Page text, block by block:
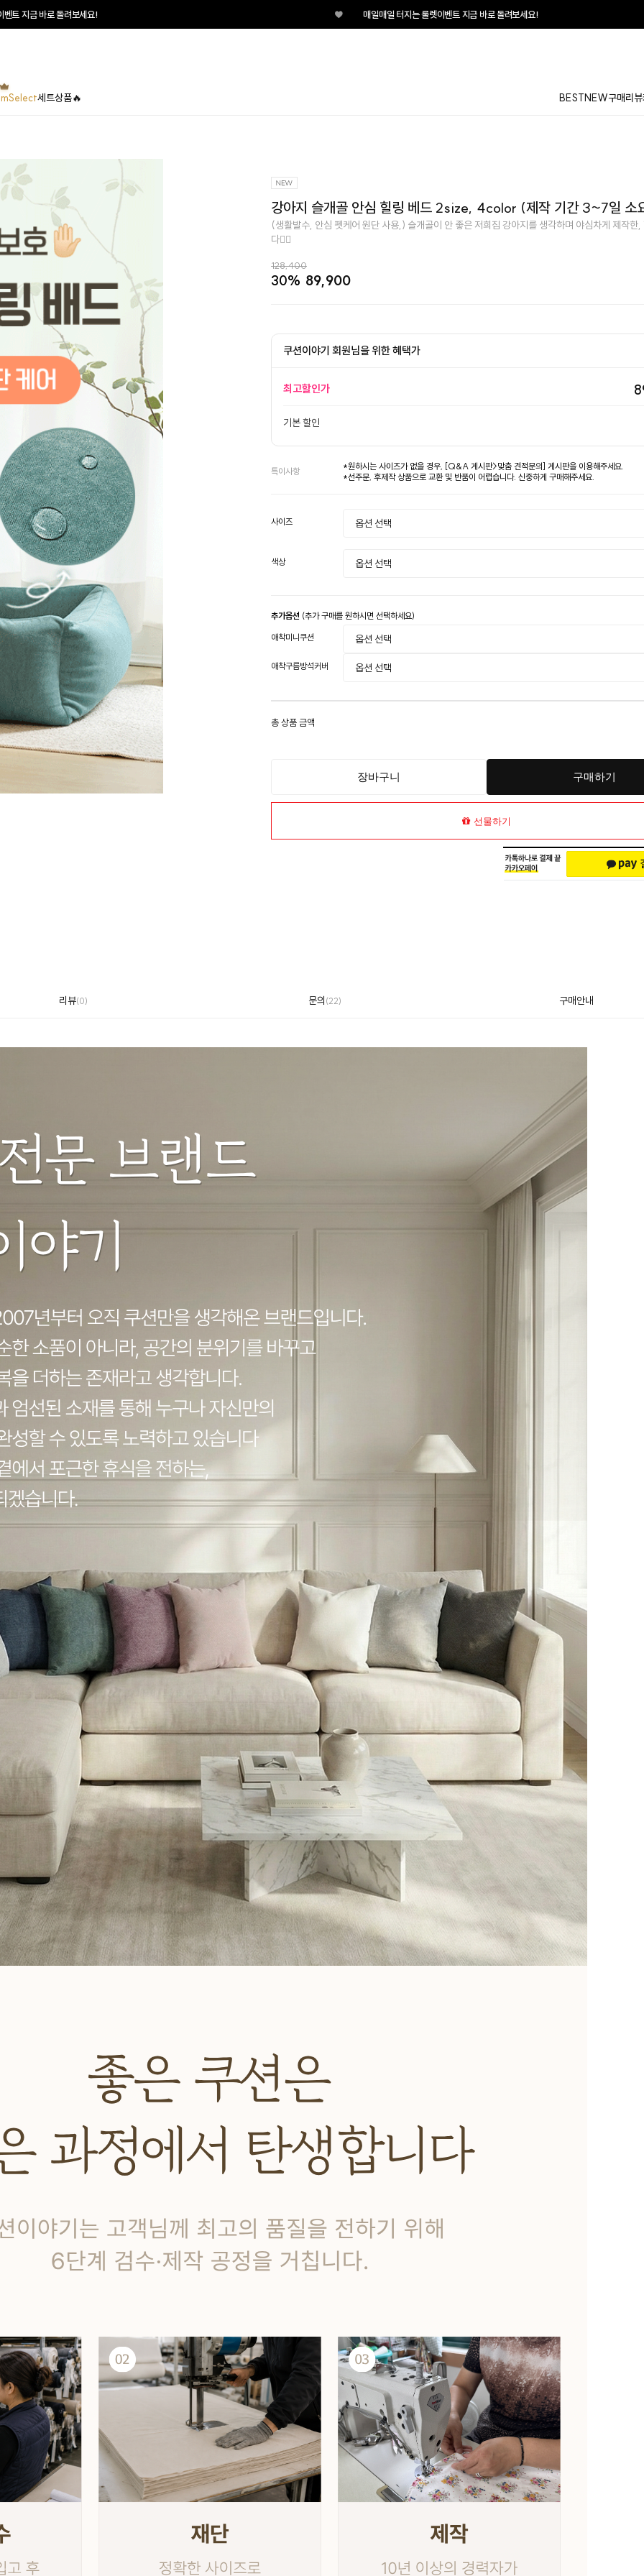
매일매일 터지는 룰렛이벤트 지금 바로 돌려보세요!
세트상품🔥 BESTNEW구매리뷰
강아지 슬개골 안심 힐링 베드 2size, 4color (제작 기간 3~7일 소
(생활발수, 안심 펫케어 원단 사용,) 슬개골이 안 좋은 저희집 강아지를 생각하며 야심차게 제작한
다👍🏻
128,400
30% 89,900
쿠션이야기 회원님을 위한 혜택가
최고할인가
기본 할인
특이사항
*원하시는 사이즈가 없을 경우, [Q&A 게시판>맞춤 견적문의] 게시판을 이용해주세요.
*선주문, 후제작 상품으로 교환 및 반품이 어렵습니다. 신중하게 구매해주세요.
사이즈
색상
추가옵션 (추가 구매를 원하시면 선택하세요)
애착미니쿠션
애착구름방석커버
총 상품 금액
장바구니 구매하기
선물하기
리뷰(0) 문의 (22) 구매안내